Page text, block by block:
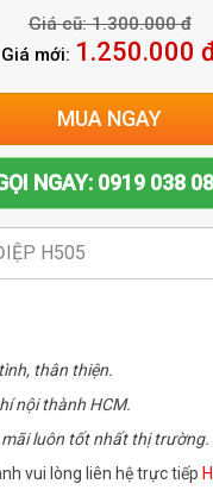
Giá cũ: 1.300.000 đ
Giá mới: 1.250.000
MUA NGAY
NGAY: 0919 038
H505
thân thiện.
nội thành HCM.
mãi luôn tốt nhất thị trường.
vui lòng liên hệ trực tiếp